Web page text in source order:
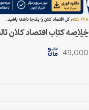
خلاصه کتاب اقتصاد کلان
668 نکته)
49,000